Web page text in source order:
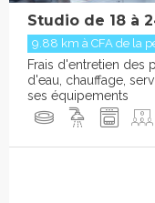
Studio de 18 à
9.88 km à CFA de la
Frais d'entretien des
d'eau, chauffage,
ses équipements